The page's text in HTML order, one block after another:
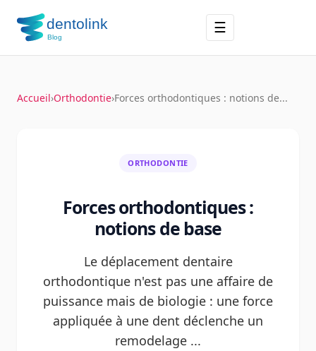
☰
Accueil›Orthodontie›Forces orthodontiques : notions de...
ORTHODONTIE
Forces orthodontiques :
notions de base
Le déplacement dentaire
orthodontique n'est pas une affaire de
puissance mais de biologie : une force
appliquée à une dent déclenche un
remodelage ...